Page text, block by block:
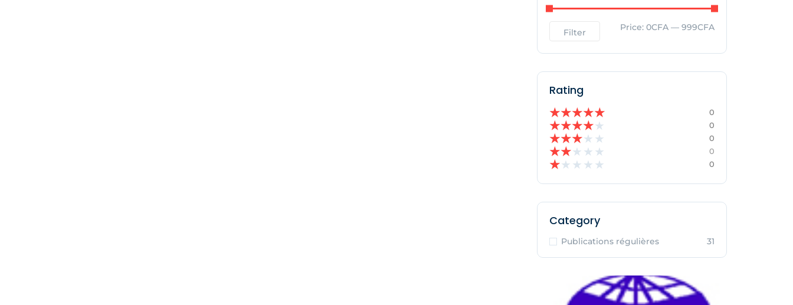
Filter Price: 0CFA — 999CFA
Rating
★★★★★ 0
★★★★★ 0
★★★★ ★ 0
★★★ ★ ★ 0
★★ ★ ★ ★ 0
Category
Publications régulières 31